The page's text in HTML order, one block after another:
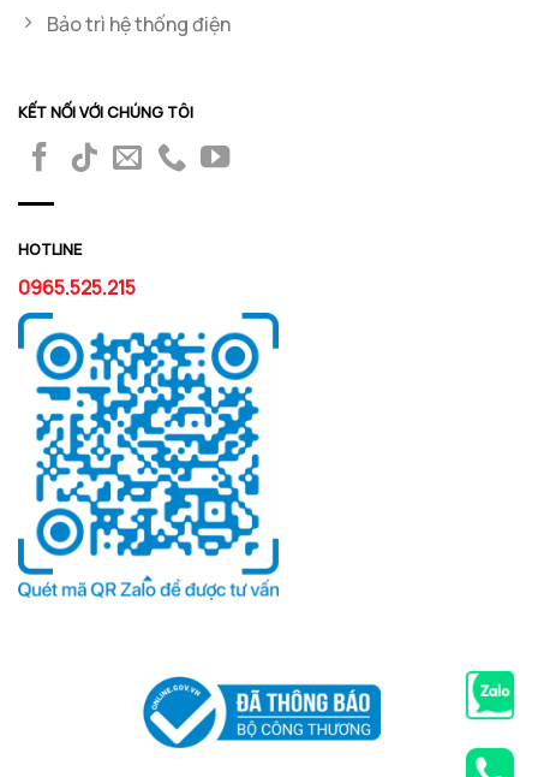
Bảo trì hệ thống điện
KẾT NỐI VỚI CHÚNG TÔI
HOTLINE
0965.525.215